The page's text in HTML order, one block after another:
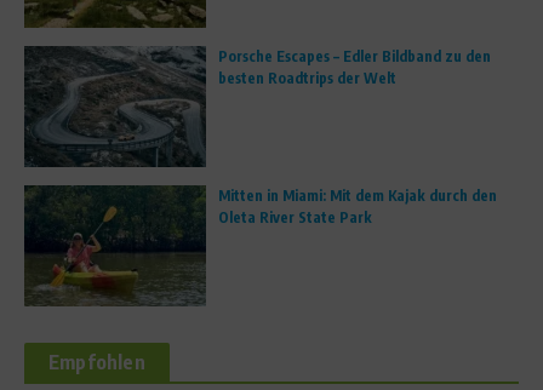
Porsche Escapes – Edler Bildband zu den
besten Roadtrips der Welt
Mitten in Miami: Mit dem Kajak durch den
Oleta River State Park
Empfohlen